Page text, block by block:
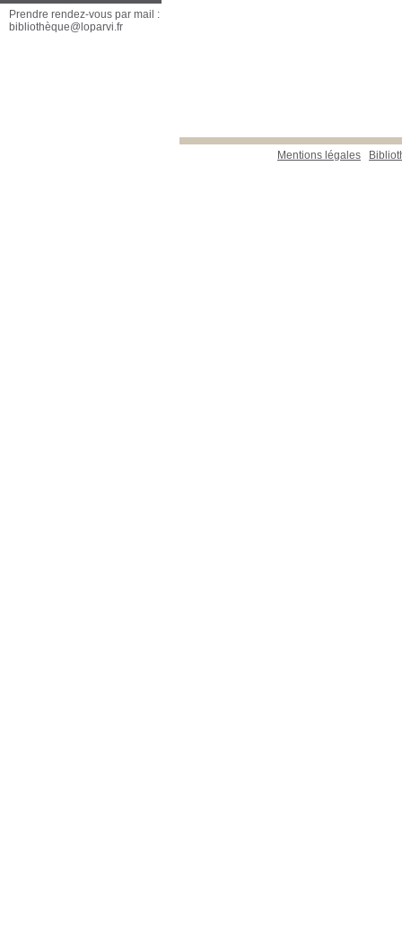
Mentions légales
Prendre rendez-vous par mail :
bibliothèque@loparvi.fr